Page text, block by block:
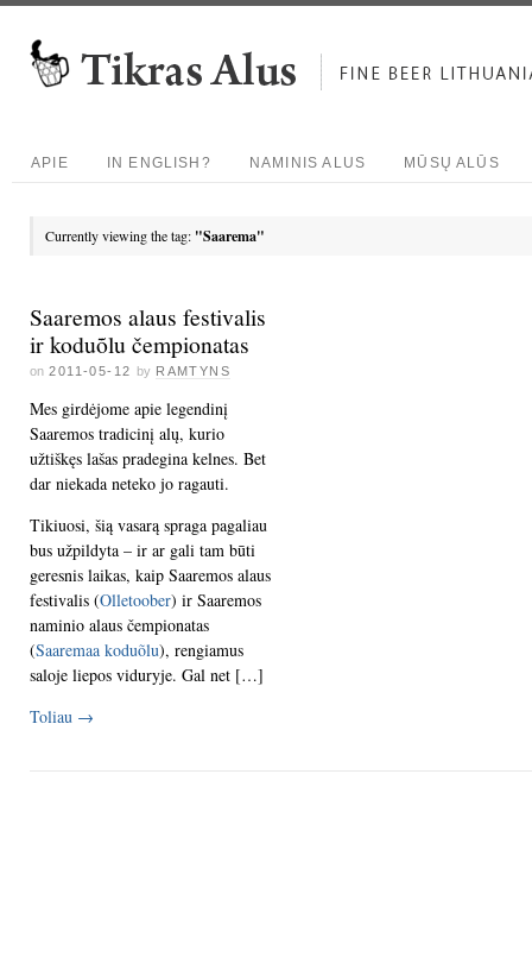
APIE IN ENGLISH? NAMINIS ALUS MŪSŲ ALŪS
Currently viewing the tag: "Saarema"
Saaremos alaus festivalis
ir koduõlu čempionatas
on 2011-05-12 by RAMTYNS
Mes girdėjome apie legendinį
Saaremos tradicinį alų, kurio
užtiškęs lašas pradegina kelnes. Bet
dar niekada neteko jo ragauti.
Tikiuosi, šią vasarą spraga pagaliau
bus užpildyta – ir ar gali tam būti
geresnis laikas, kaip Saaremos alaus
festivalis (Olletoober) ir Saaremos
naminio alaus čempionatas
(Saaremaa koduõlu), rengiamus
saloje liepos viduryje. Gal net […]
Toliau →